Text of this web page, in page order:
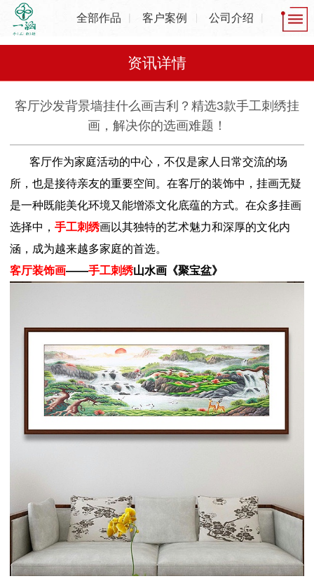
全部作品 客户案例 公司介绍
资讯详情
客厅沙发背景墙挂什么画吉利？精选3款手工刺绣挂
画，解决你的选画难题！
客厅作为家庭活动的中心，不仅是家人日常交流的场
所，也是接待亲友的重要空间。在客厅的装饰中，挂画无疑
是一种既能美化环境又能增添文化底蕴的方式。在众多挂画
选择中， 手工刺绣画以其独特的艺术魅力和深厚的文化内
涵，成为越来越多家庭的首选。
客厅装饰画——手工刺绣山水画《聚宝盆》